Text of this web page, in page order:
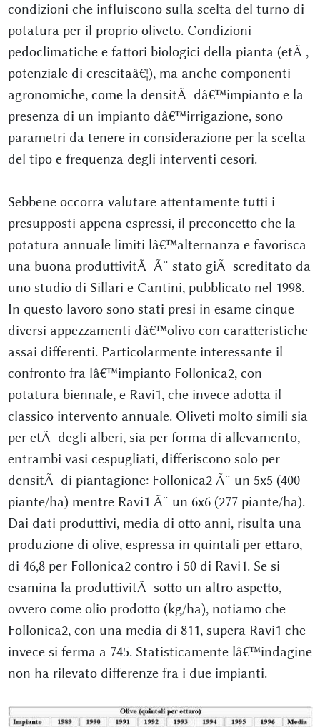
condizioni che influiscono sulla scelta del turno di
potatura per il proprio oliveto. Condizioni
pedoclimatiche e fattori biologici della pianta (etÃ ,
potenziale di crescitaâ€¦), ma anche componenti
agronomiche, come la densitÃ dâ€™impianto e la
presenza di un impianto dâ€™irrigazione, sono
parametri da tenere in considerazione per la scelta
del tipo e frequenza degli interventi cesori.
Sebbene occorra valutare attentamente tutti i
presupposti appena espressi, il preconcetto che la
potatura annuale limiti lâ€™alternanza e favorisca
una buona produttivitÃ Ã¨ stato giÃ screditato da
uno studio di Sillari e Cantini, pubblicato nel 1998.
In questo lavoro sono stati presi in esame cinque
diversi appezzamenti dâ€™olivo con caratteristiche
assai differenti. Particolarmente interessante il
confronto fra lâ€™impianto Follonica2, con
potatura biennale, e Ravi1, che invece adotta il
classico intervento annuale. Oliveti molto simili sia
per etÃ degli alberi, sia per forma di allevamento,
entrambi vasi cespugliati, differiscono solo per
densitÃ di piantagione: Follonica2 Ã¨ un 5x5 (400
piante/ha) mentre Ravi1 Ã¨ un 6x6 (277 piante/ha).
Dai dati produttivi, media di otto anni, risulta una
produzione di olive, espressa in quintali per ettaro,
di 46,8 per Follonica2 contro i 50 di Ravi1. Se si
esamina la produttivitÃ sotto un altro aspetto,
ovvero come olio prodotto (kg/ha), notiamo che
Follonica2, con una media di 811, supera Ravi1 che
invece si ferma a 745. Statisticamente lâ€™indagine
non ha rilevato differenze fra i due impianti.